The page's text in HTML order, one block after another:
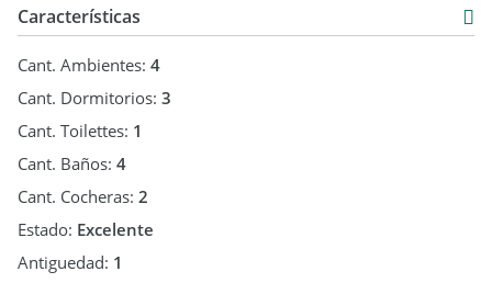
Miembro CIA
Cámara Inmobiliaria Argentina.
Las fotos, descripciones y demás datos son meramente
exactas surgen del plano municipal y/o escritura.
El precio puede estar sujeto a modificación.
Características
Cant. Ambientes: 4
Cant. Dormitorios: 3
Cant. Toilettes: 1
Cant. Baños: 4
Cant. Cocheras: 2
Estado: Excelente
Antiguedad: 1